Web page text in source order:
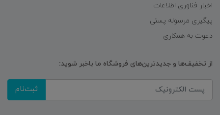
اخبار فناوری اطلاعات
پیگیری مرسوله پستی
دعوت به همکاری
از تخفیف‌ها و جدیدترین‌های فروشگاه ما باخبر شوید:
ثبت‌نام